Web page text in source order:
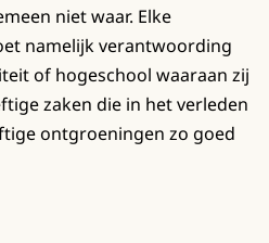
niet waar. Elke
namelijk verantwoording
of hogeschool waaraan zij
zaken die in het verleden
ontgroeningen zo goed